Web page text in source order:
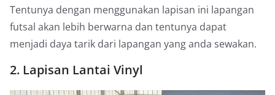
Tentunya dengan menggunakan lapisan ini lapangan
futsal akan lebih berwarna dan tentunya dapat
menjadi daya tarik dari lapangan yang anda sewakan.
2. Lapisan Lantai Vinyl